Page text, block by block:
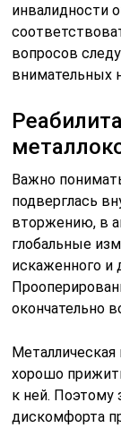
инвалидности
вопросов
внимательных
Важно
подверглась
вторжению, в
глобальные
искаженного и
окончательно
хорошо
к ней. Поэтому
дискомфорта